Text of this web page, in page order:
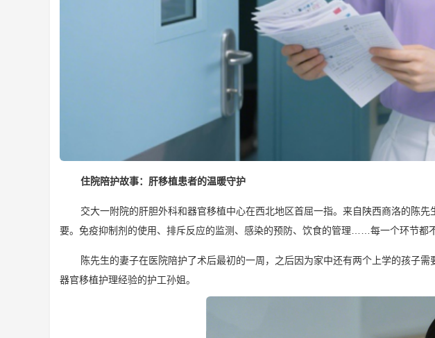
住院陪护故事：肝移植患者的温暖守护
交大一附院的肝胆外科和器官移植中心在西北地区首屈一指。来自陕西商洛的陈
要。免疫抑制剂的使用、排斥反应的监测、感染的预防、饮食的管理……每一个环节都
陈先生的妻子在医院陪护了术后最初的一周，之后因为家中还有两个上学的孩子
器官移植护理经验的护工孙姐。